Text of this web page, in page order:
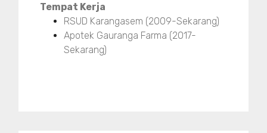
Tempat Kerja
RSUD Karangasem (2009-Sekarang)
Apotek Gauranga Farma (2017-
Sekarang)